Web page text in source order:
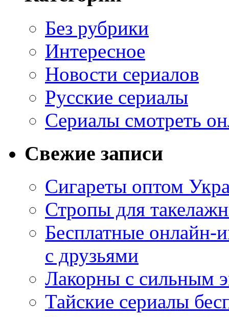
Без рубрики
Интересное
Новости сериалов
Русские сериалы
Сериалы смотреть
Свежие записи
Сигареты оптом
Стропы для
Бесплатные
с друзьями
Лакорны с сильным
Тайские сериалы